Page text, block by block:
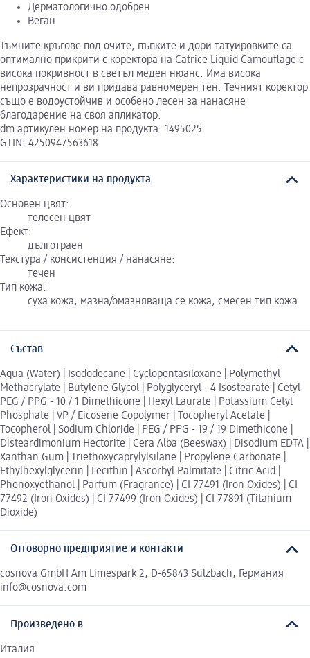
Дерматологично одобрен
Веган
Тъмните кръгове под очите, пъпките и дори татуировките са
оптимално прикрити с коректора на Catrice Liquid Camouflage с
висока покривност в светъл меден нюанс. Има висока
непрозрачност и ви придава равномерен тен. Течният коректор
също е водоустойчив и особено лесен за нанасяне
благодарение на своя апликатор.
dm артикулен номер на продукта: 1495025
GTIN: 4250947563618
Характеристики на продукта
Основен цвят:
телесен цвят
Ефект:
дълготраен
Текстура / консистенция / нанасяне:
течен
Тип кожа:
суха кожа, мазна/омазняваща се кожа, смесен тип кожа
Състав
Aqua (Water) | Isododecane | Cyclopentasiloxane | Polymethyl
Methacrylate | Butylene Glycol | Polyglyceryl - 4 Isostearate | Cetyl
PEG / PPG - 10 / 1 Dimethicone | Hexyl Laurate | Potassium Cetyl
Phosphate | VP / Eicosene Copolymer | Tocopheryl Acetate |
Tocopherol | Sodium Chloride | PEG / PPG - 19 / 19 Dimethicone |
Disteardimonium Hectorite | Cera Alba (Beeswax) | Disodium EDTA |
Xanthan Gum | Triethoxycaprylylsilane | Propylene Carbonate |
Ethylhexylglycerin | Lecithin | Ascorbyl Palmitate | Citric Acid |
Phenoxyethanol | Parfum (Fragrance) | CI 77491 (Iron Oxides) | CI
77492 (Iron Oxides) | CI 77499 (Iron Oxides) | CI 77891 (Titanium
Dioxide)
Отговорно предприятие и контакти
cosnova GmbH Am Limespark 2, D-65843 Sulzbach, Германия
info@cosnova.com
Произведено в
Италия